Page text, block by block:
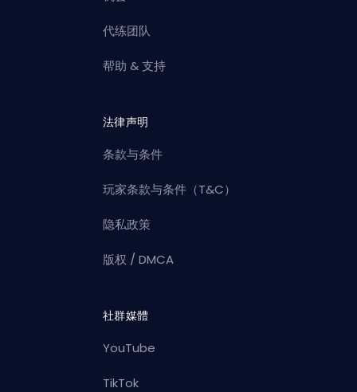
代练团队
帮助 & 支持
法律声明
条款与条件
玩家条款与条件（T&C）
隐私政策
版权 / DMCA
社群媒體
YouTube
TikTok